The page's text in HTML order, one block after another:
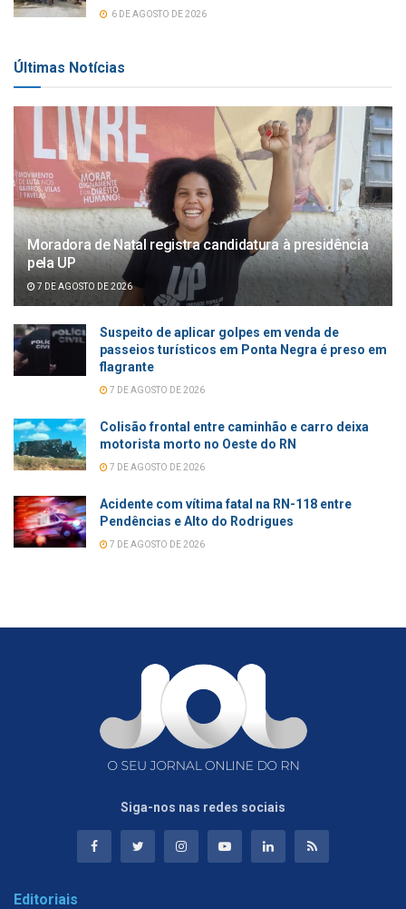
6 DE AGOSTO DE 2026
Últimas Notícias
Moradora de Natal registra candidatura à presidência
pela UP
7 DE AGOSTO DE 2026
Suspeito de aplicar golpes em venda de
passeios turísticos em Ponta Negra é preso em
flagrante
7 DE AGOSTO DE 2026
Colisão frontal entre caminhão e carro deixa
motorista morto no Oeste do RN
7 DE AGOSTO DE 2026
Acidente com vítima fatal na RN-118 entre
Pendências e Alto do Rodrigues
7 DE AGOSTO DE 2026
Siga-nos nas redes sociais
Editoriais